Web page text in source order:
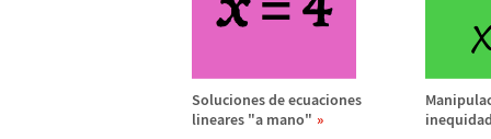
Soluciones de ecuaciones
lineares "a mano"